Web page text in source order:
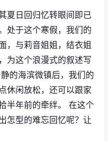
夏日回归忆转眼间即已
处于这个寒假，我们的
，与莉音姐姐，结衣姐
为这个浪漫式的叙述写
的海滨微镇后，我们的
休闲放松，还可以跟家
半年前的牵绊。 在这个
怎型的难忘回忆呢？让